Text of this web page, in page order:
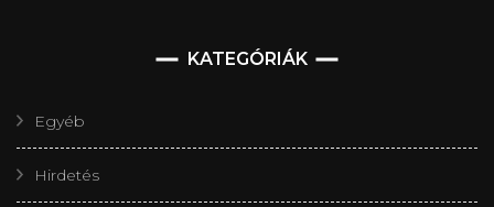
KATEGÓRIÁK
Egyéb
Hirdetés